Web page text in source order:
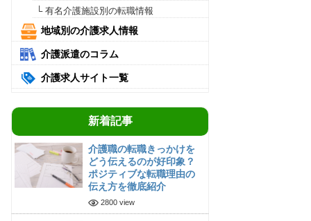
└ 有名介護施設別の転職情報
地域別の介護求人情報
介護派遣のコラム
介護求人サイト一覧
新着記事
介護職の転職きっかけを
どう伝えるのが好印象？
ポジティブな転職理由の
伝え方を徹底紹介
2800 view